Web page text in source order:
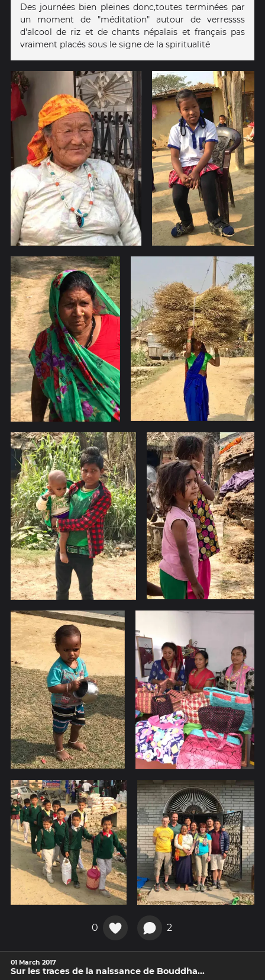
Des journées bien pleines donc,toutes terminées par
un moment de "méditation" autour de verressss
d'alcool de riz et de chants népalais et français pas
vraiment placés sous le signe de la spiritualité
0 2
01 March 2017
Sur les traces de la naissance de Bouddha...